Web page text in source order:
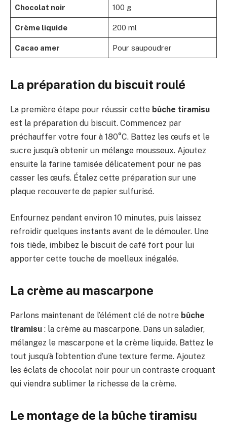
Chocolat noir 100 g
Crème liquide 200 ml
Cacao amer Pour saupoudrer
La préparation du biscuit roulé
La première étape pour réussir cette bûche tiramisu
est la préparation du biscuit. Commencez par
préchauffer votre four à 180°C. Battez les œufs et le
sucre jusqu’à obtenir un mélange mousseux. Ajoutez
ensuite la farine tamisée délicatement pour ne pas
casser les œufs. Étalez cette préparation sur une
plaque recouverte de papier sulfurisé.
Enfournez pendant environ 10 minutes, puis laissez
refroidir quelques instants avant de le démouler. Une
fois tiède, imbibez le biscuit de café fort pour lui
apporter cette touche de moelleux inégalée.
La crème au mascarpone
Parlons maintenant de l’élément clé de notre bûche
tiramisu : la crème au mascarpone. Dans un saladier,
mélangez le mascarpone et la crème liquide. Battez le
tout jusqu’à l’obtention d’une texture ferme. Ajoutez
les éclats de chocolat noir pour un contraste croquant
qui viendra sublimer la richesse de la crème.
Le montage de la bûche tiramisu